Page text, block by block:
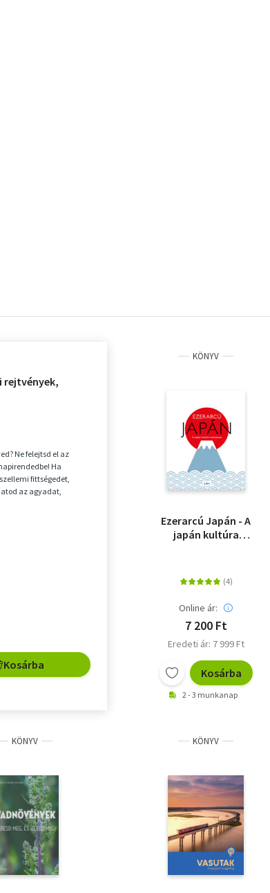
rejtvények,
Ne felejtsd el az
Ha
fittségedet,
az agyadat,
Kosárba
KÖNYV
Ezerarcú Japán - A
japán kultúra
Online ár:
7 200 Ft
Eredeti ár: 7 999 Ft
Kosárba
2 - 3 munkanap
KÖNYV KÖNYV